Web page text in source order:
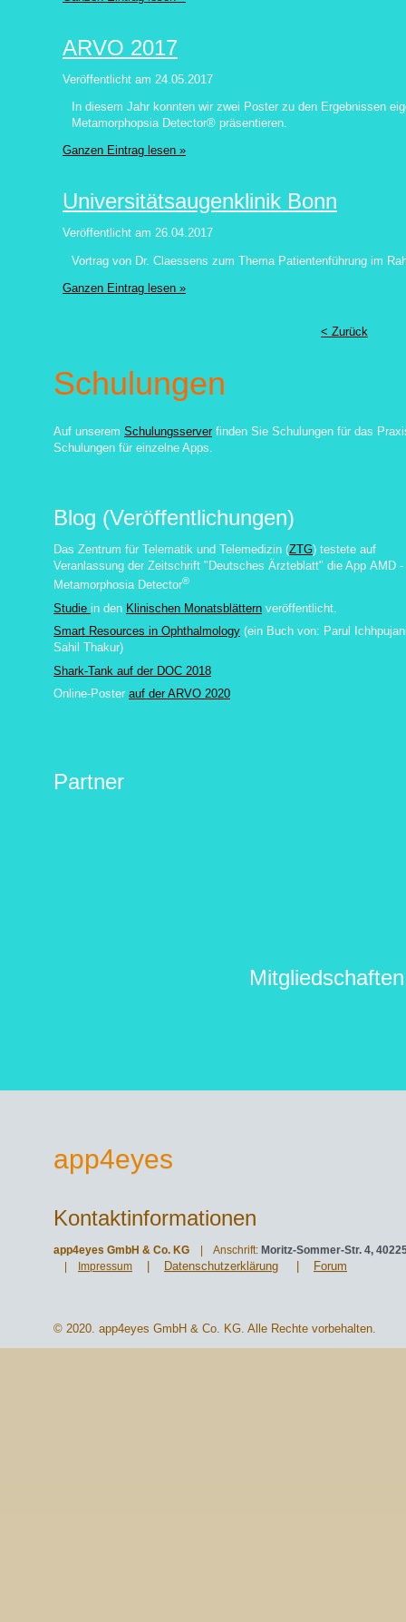
ARVO 2017
Veröffentlicht am 24.05.2017
In diesem Jahr konnten wir zwei Poster zu den Ergebnissen
Metamorphopsia Detector® präsentieren.
Ganzen Eintrag lesen »
Universitätsaugenklinik Bonn
Veröffentlicht am 26.04.2017
Vortrag von Dr. Claessens zum Thema Patientenführung im
Ganzen Eintrag lesen »
< Zurück
Schulungen
Auf unserem Schulungsserver finden Sie Schulungen für das
Schulungen für einzelne Apps.
Blog (Veröffentlichungen)
Das Zentrum für Telematik und Telemedizin (ZTG) testete auf
Veranlassung der Zeitschrift "Deutsches Ärzteblatt" die App AMD -
Metamorphosia Detector®
Studie in den Klinischen Monatsblättern veröffentlicht.
Smart Resources in Ophthalmology (ein Buch von: Parul
Sahil Thakur)
Shark-Tank auf der DOC 2018
Online-Poster auf der ARVO 2020
Partner
Mitgliedschaften
app4eyes
Kontaktinformationen
app4eyes GmbH & Co. KG | Anschrift: Moritz-Sommer-Str. 4,
|
Impressum | Datenschutzerklärung | Forum
© 2020. app4eyes GmbH & Co. KG. Alle Rechte vorbehalten.